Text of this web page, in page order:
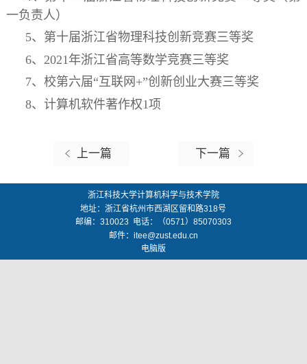
一负责人）
5、第十届浙江省物理科技创新竞赛三等奖
6、2021年浙江省高等数学竞赛三等奖
7、校第六届“互联网+”创新创业大赛三等奖
8、计算机软件著作权1项
上一篇 下一篇
浙江科技大学计算机科学与技术学院
地址：浙江省杭州市西湖区留和路318号
邮编： 310023 电话：（0571）85070303
邮件： itee@zust.edu.cn
电脑版